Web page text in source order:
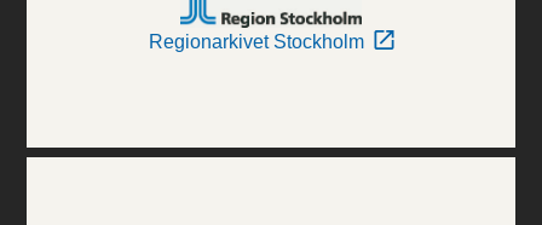
Regionarkivet Stockholm